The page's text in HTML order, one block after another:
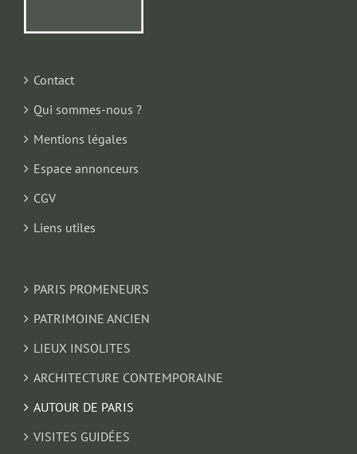
Contact
Qui sommes-nous ?
Mentions légales
Espace annonceurs
CGV
Liens utiles
PARIS PROMENEURS
PATRIMOINE ANCIEN
LIEUX INSOLITES
ARCHITECTURE CONTEMPORAINE
AUTOUR DE PARIS
VISITES GUIDÉES